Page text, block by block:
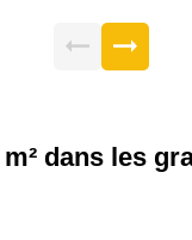
dans les